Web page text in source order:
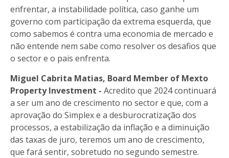
enfrentar, a instabilidade política, caso ganhe um
governo com participação da extrema esquerda, que
como sabemos é contra uma economia de mercado e
não entende nem sabe como resolver os desafios que
o sector e o pais enfrenta.
Miguel Cabrita Matias, Board Member of Mexto
Property Investment - Acredito que 2024 continuará
a ser um ano de crescimento no sector e que, com a
aprovação do Simplex e a desburocratização dos
processos, a estabilização da inflação e a diminuição
das taxas de juro, teremos um ano de crescimento,
que fará sentir, sobretudo no segundo semestre.